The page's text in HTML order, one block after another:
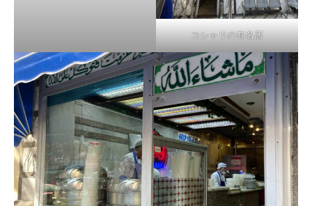
コシャリの有名店